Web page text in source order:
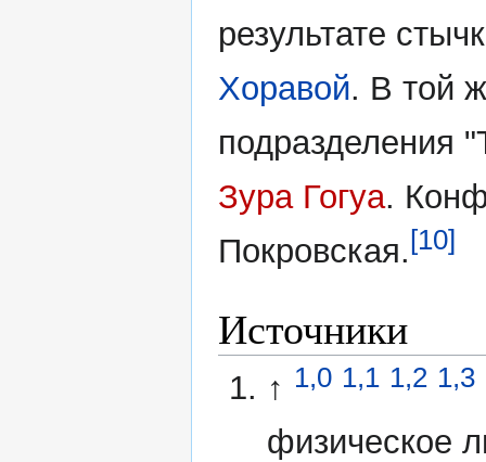
результате
Хоравой. В той
подразделения
Зура Гогуа.
Покровская.[10]
Источники
↑ 1,0 1,1 1,2 1,3
физическое